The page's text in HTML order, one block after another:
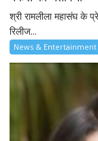
श्री रामलीला महासंघ के
रिलीज...
News & Entertainment